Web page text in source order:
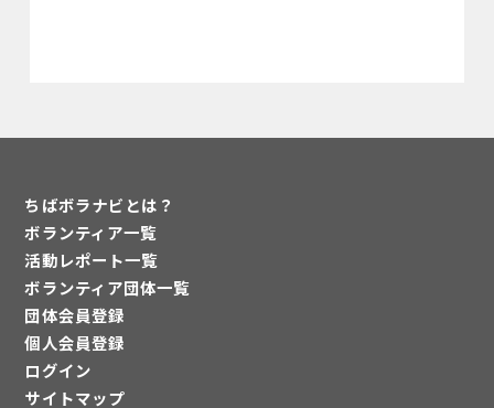
ちばボラナビとは？
ボランティア一覧
活動レポート一覧
ボランティア団体一覧
団体会員登録
個人会員登録
ログイン
サイトマップ